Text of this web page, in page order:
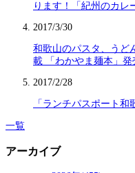
ります！「紀州のカレ
2017/3/30
和歌山のパスタ、うど
載 「わかやま麺本」発
2017/2/28
「ランチパスポート
一覧
アーカイブ